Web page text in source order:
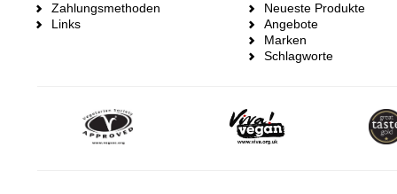
Zahlungsmethoden
Links
Neueste Produkte
Angebote
Marken
Schlagworte